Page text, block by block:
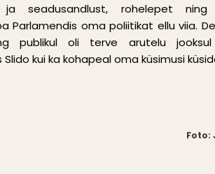
ja seadusandlust, rohelepet ning
Parlamendis oma poliitikat ellu viia.
publikul oli terve arutelu
kui ka kohapeal oma küsimusi
Foto: